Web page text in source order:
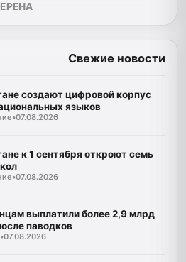
Свежие новости
создают цифровой корпус
языков
•07.08.2026
к 1 сентября откроют семь
•07.08.2026
выплатили более 2,9 млрд
паводков
•07.08.2026